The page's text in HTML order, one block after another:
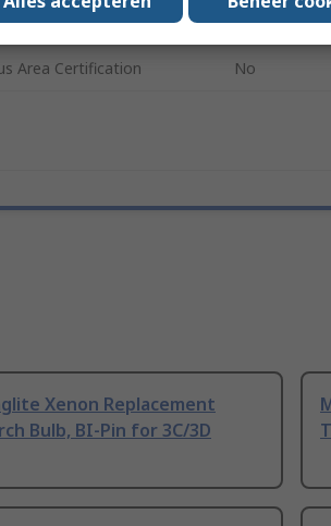
Approvals RoHS
Area Certification No
Xenon Replacement
Bulb, BI-Pin for 3C/3D